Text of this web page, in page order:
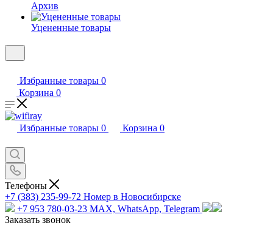
Архив
Уцененные товары
Избранные товары 0
Корзина 0
Избранные товары 0 Корзина 0
Телефоны
+7 (383) 235-99-72 Номер в Новосибирске
+7 953 780-03-23 MAX, WhatsApp, Telegram
Заказать звонок